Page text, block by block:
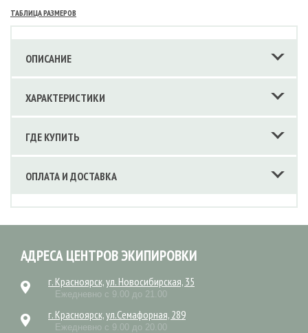
ТАБЛИЦА РАЗМЕРОВ
ОПИСАНИЕ
ХАРАКТЕРИСТИКИ
ГДЕ КУПИТЬ
ОПЛАТА И ДОСТАВКА
АДРЕСА ЦЕНТРОВ ЭКИПИРОВКИ
г. Красноярск, ул. Новосибирская, 35
Ежедневно с 9.00 до 21.00
г. Красноярск, ул.Семафорная, 289
Ежедневно с 9.00 до 20.00